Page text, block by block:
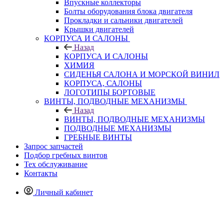
Впускные коллекторы
Болты оборудования блока двигателя
Прокладки и сальники двигателей
Крышки двигателей
КОРПУСА И САЛОНЫ
Назад
КОРПУСА И САЛОНЫ
ХИМИЯ
СИДЕНЬЯ САЛОНА И МОРСКОЙ ВИНИЛ
КОРПУСА, САЛОНЫ
ЛОГОТИПЫ БОРТОВЫЕ
ВИНТЫ, ПОДВОДНЫЕ МЕХАНИЗМЫ
Назад
ВИНТЫ, ПОДВОДНЫЕ МЕХАНИЗМЫ
ПОДВОДНЫЕ МЕХАНИЗМЫ
ГРЕБНЫЕ ВИНТЫ
Запрос запчастей
Подбор гребных винтов
Тех обслуживание
Контакты
Личный кабинет